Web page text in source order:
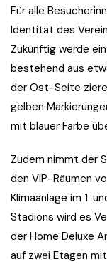
Für alle
Identität des
Zukünftig werde
bestehend aus
der Ost-Seite
gelben
mit blauer Farbe
Zudem nimmt der
den VIP-Räumen
Klimaanlage im 1.
Stadions wird es
der Home Deluxe
auf zwei Etagen